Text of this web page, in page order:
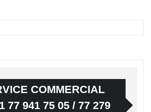
COMMERCIAL
77 941 75 05 / 77 279